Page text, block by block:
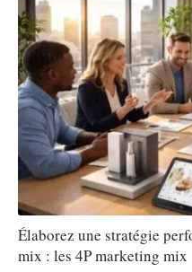
Élaborez une stratégie
mix : les 4P marketing mix